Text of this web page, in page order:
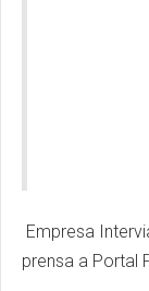
Empresa
prensa a Portal